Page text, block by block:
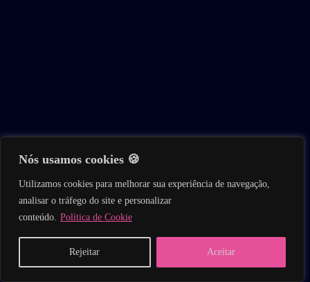
Nós usamos cookies 🍪
Utilizamos cookies para melhorar sua experiência de navegação,
analisar o tráfego do site e personalizar
conteúdo. Política de Cookie
Rejeitar Aceitar
Buscar Filmes